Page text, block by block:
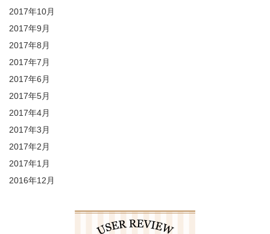
2017年10月
2017年9月
2017年8月
2017年7月
2017年6月
2017年5月
2017年4月
2017年3月
2017年2月
2017年1月
2016年12月